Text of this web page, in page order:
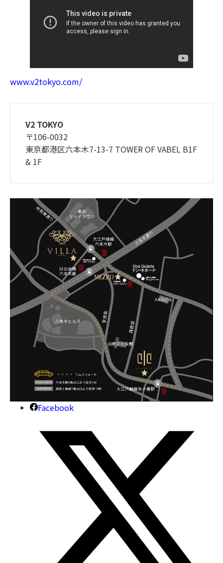
www.v2tokyo.com/
V2 TOKYO
〒106-0032
東京都港区六本木7-13-7 TOWER OF VABEL B1F
& 1F
Facebook